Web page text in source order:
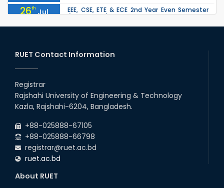
26th Jul
2026
EEE, CSE, ETE & ECE 2nd Year Even Semester
due to the Mid-Semester Recess.
2026
the Mid-Semester Recess.
26th
2026
22 Jul
Examination Schedule for the 1st Year
Backlog Examinations (2024 Series) of the
RUET Contact Information
Registrar
Rajshahi University of Engineering & Technology
Kazla, Rajshahi-6204, Bangladesh.
+88-025888-67105
+88-025888-66798
registrar@ruet.ac.bd
ruet.ac.bd
About RUET